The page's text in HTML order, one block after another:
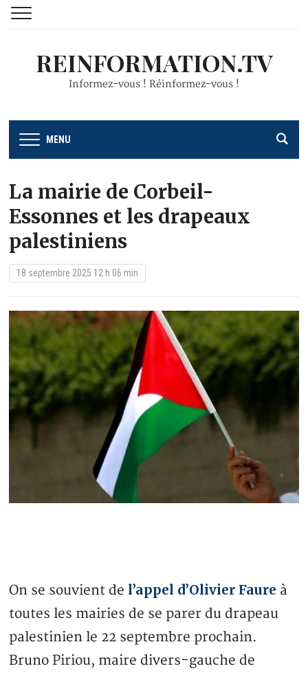
REINFORMATION.TV
Informez-vous ! Réinformez-vous !
MENU
La mairie de Corbeil-
Essonnes et les drapeaux
palestiniens
18 septembre 2025 12 h 06 min
On se souvient de l’appel d’Olivier Faure à
toutes les mairies de se parer du drapeau
palestinien le 22 septembre prochain.
Bruno Piriou, maire divers-gauche de